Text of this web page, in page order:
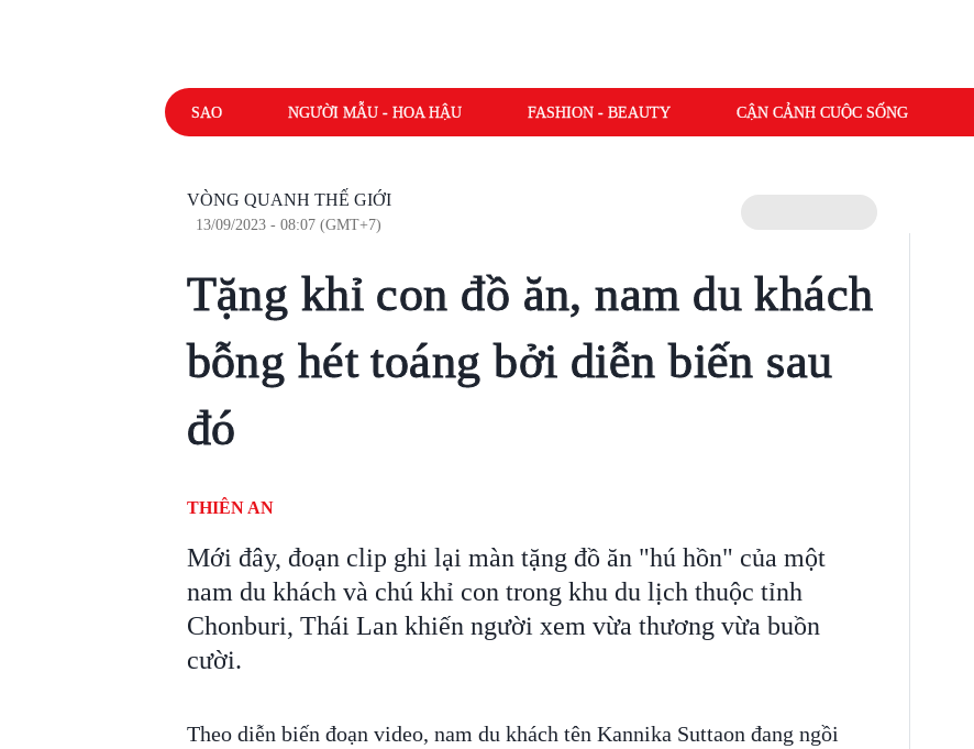
SAO NGƯỜI MẪU - HOA HẬU FASHION - BEAUTY CẬN CẢNH CUỘC SỐNG
VÒNG QUANH THẾ GIỚI
13/09/2023 - 08:07 (GMT+7)
Tặng khỉ con đồ ăn, nam du khách
bỗng hét toáng bởi diễn biến sau
đó
THIÊN AN
Mới đây, đoạn clip ghi lại màn tặng đồ ăn "hú hồn" của một
nam du khách và chú khỉ con trong khu du lịch thuộc tỉnh
Chonburi, Thái Lan khiến người xem vừa thương vừa buồn
cười.
Theo diễn biến đoạn video, nam du khách tên Kannika Suttaon đang ngồi